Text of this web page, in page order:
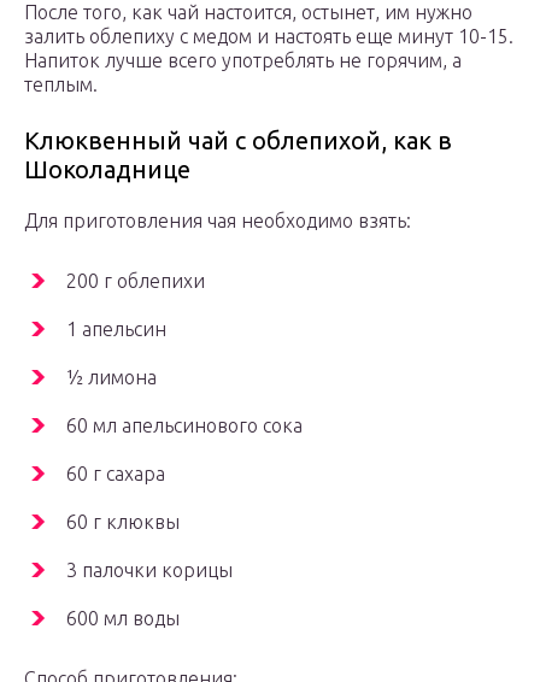
После того, как чай настоится, остынет, им нужно
залить облепиху с медом и настоять еще минут 10-15.
Напиток лучше всего употреблять не горячим, а
теплым.
Клюквенный чай с облепихой, как в
Шоколаднице
Для приготовления чая необходимо взять:
200 г облепихи
1 апельсин
½ лимона
60 мл апельсинового сока
60 г сахара
60 г клюквы
3 палочки корицы
600 мл воды